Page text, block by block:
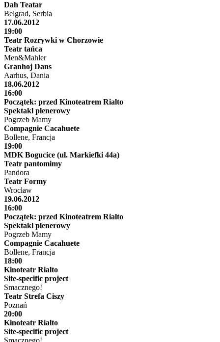
Dah Teatar
Belgrad, Serbia
17.06.2012
19:00
Teatr Rozrywki w Chorzowie
Teatr tańca
Men&Mahler
Granhoj Dans
Aarhus, Dania
18.06.2012
16:00
Początek: przed Kinoteatrem Rialto
Spektakl plenerowy
Pogrzeb Mamy
Compagnie Cacahuete
Bollene, Francja
19:00
MDK Bogucice (ul. Markiefki 44a)
Teatr pantomimy
Pandora
Teatr Formy
Wrocław
19.06.2012
16:00
Początek: przed Kinoteatrem Rialto
Spektakl plenerowy
Pogrzeb Mamy
Compagnie Cacahuete
Bollene, Francja
18:00
Kinoteatr Rialto
Site-specific project
Smacznego!
Teatr Strefa Ciszy
Poznań
20:00
Kinoteatr Rialto
Site-specific project